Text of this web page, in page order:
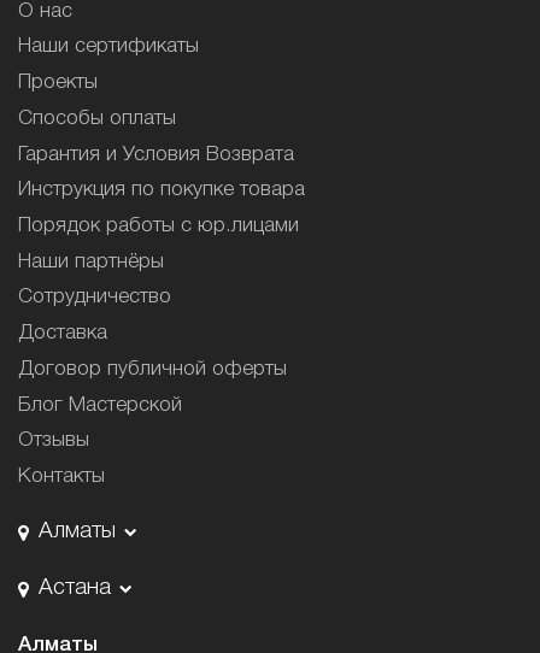
О нас
Наши сертификаты
Проекты
Способы оплаты
Гарантия и Условия Возврата
Инструкция по покупке товара
Порядок работы с юр.лицами
Наши партнёры
Сотрудничество
Доставка
Договор публичной оферты
Блог Мастерской
Отзывы
Контакты
Алматы
Астана
Алматы